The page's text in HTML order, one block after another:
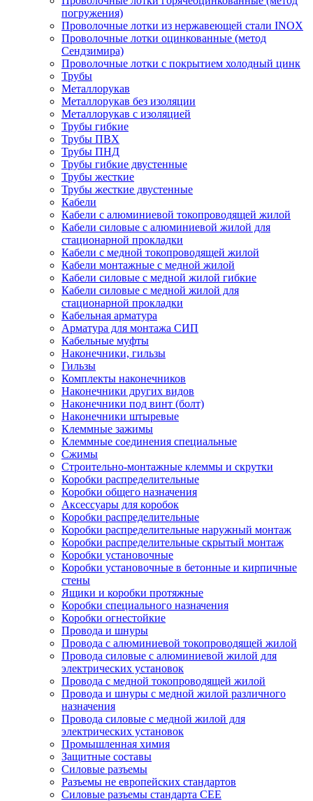
погружения)
Проволочные лотки из нержавеющей стали INOX
Проволочные лотки оцинкованные (метод
Сендзимира)
Проволочные лотки с покрытием холодный цинк
Трубы
Металлорукав
Металлорукав без изоляции
Металлорукав с изоляцией
Трубы гибкие
Трубы ПВХ
Трубы ПНД
Трубы гибкие двустенные
Трубы жесткие
Трубы жесткие двустенные
Кабели
Кабели с алюминиевой токопроводящей жилой
Кабели силовые с алюминиевой жилой для
стационарной прокладки
Кабели с медной токопроводящей жилой
Кабели монтажные с медной жилой
Кабели силовые с медной жилой гибкие
Кабели силовые с медной жилой для
стационарной прокладки
Кабельная арматура
Арматура для монтажа СИП
Кабельные муфты
Наконечники, гильзы
Гильзы
Комплекты наконечников
Наконечники других видов
Наконечники под винт (болт)
Наконечники штыревые
Клеммные зажимы
Клеммные соединения специальные
Сжимы
Строительно-монтажные клеммы и скрутки
Коробки распределительные
Коробки общего назначения
Аксессуары для коробок
Коробки распределительные
Коробки распределительные наружный монтаж
Коробки распределительные скрытый монтаж
Коробки установочные
Коробки установочные в бетонные и кирпичные
стены
Ящики и коробки протяжные
Коробки специального назначения
Коробки огнестойкие
Провода и шнуры
Провода с алюминиевой токопроводящей жилой
Провода силовые с алюминиевой жилой для
электрических установок
Провода с медной токопроводящей жилой
Провода и шнуры с медной жилой различного
назначения
Провода силовые с медной жилой для
электрических установок
Промышленная химия
Защитные составы
Силовые разъемы
Разъемы не европейских стандартов
Силовые разъемы стандарта CEE